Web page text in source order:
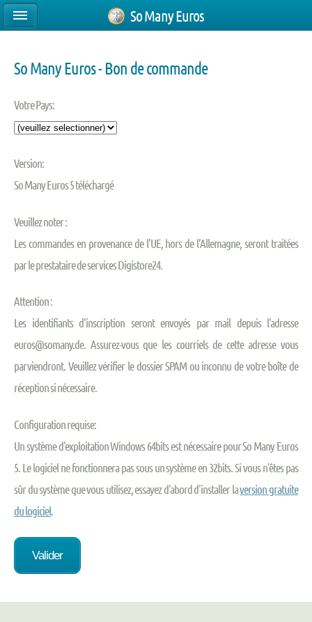
So Many Euros - Bon de commande
Votre Pays:
Version:
So Many Euros 5 téléchargé
Veuillez noter :
Les commandes en provenance de l’UE, hors de l’Allemagne, seront traitées
par le prestataire de services Digistore24.
Attention :
Les identifiants d'inscription seront envoyés par mail depuis l'adresse
euros@somany.de. Assurez-vous que les courriels de cette adresse vous
parviendront. Veuillez vérifier le dossier SPAM ou inconnu de votre boîte de
réception si nécessaire.
Configuration requise:
Un système d'exploitation Windows 64bits est nécessaire pour So Many Euros
5. Le logiciel ne fonctionnera pas sous un système en 32bits. Si vous n'êtes pas
sûr du système que vous utilisez, essayez d'abord d'installer laversion gratuite
du logiciel
So Many Euros